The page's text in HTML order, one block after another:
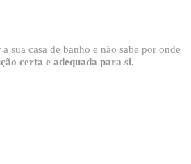
sua casa de banho e não sabe por onde
certa e adequada para si.